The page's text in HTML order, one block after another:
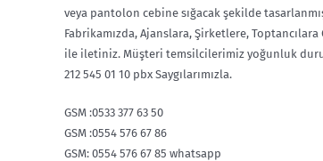
veya pantolon cebine sığacak şekilde
Fabrikamızda, Ajanslara, Şirketlere,
ile iletiniz. Müşteri temsilcilerimiz yoğunluk
212 545 01 10 pbx Saygılarımızla.
GSM :0533 377 63 50
GSM :0554 576 67 86
GSM: 0554 576 67 85 whatsapp